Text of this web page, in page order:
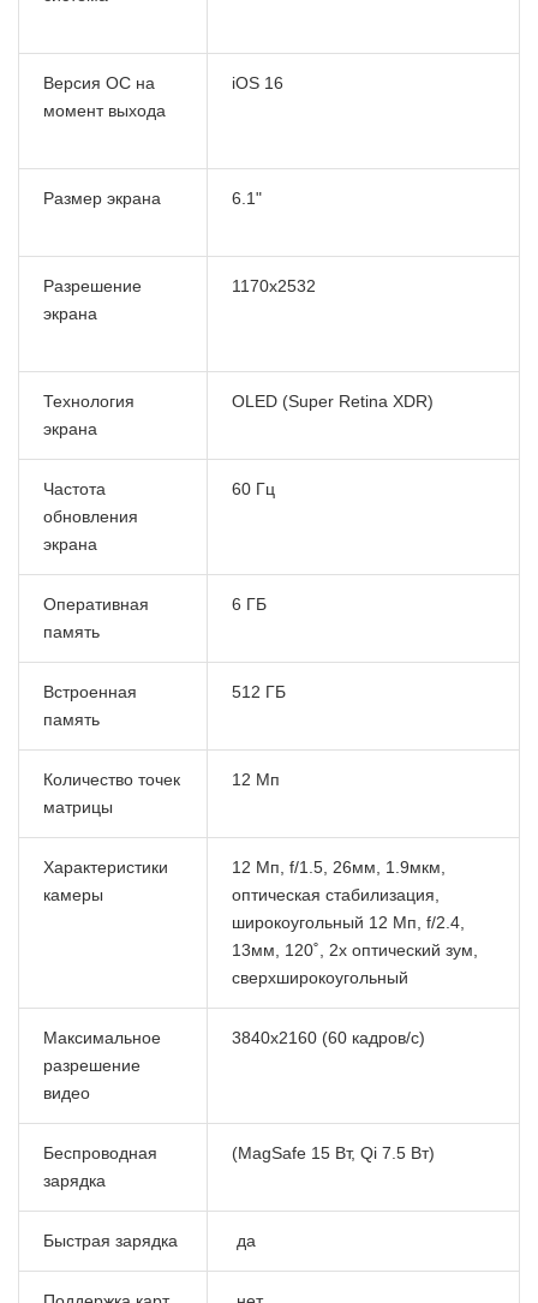
Версия ОС на
момент выхода
iOS 16
Размер экрана 6.1"
Разрешение
экрана
1170x2532
Технология
экрана
OLED (Super Retina XDR)
Частота
обновления
экрана
60 Гц
Оперативная
память
6 ГБ
Встроенная
память
512 ГБ
Количество точек
матрицы
12 Мп
Характеристики
камеры
12 Мп, f/1.5, 26мм, 1.9мкм,
оптическая стабилизация,
широкоугольный 12 Мп, f/2.4,
13мм, 120˚, 2x оптический зум,
сверхширокоугольный
Максимальное
разрешение
видео
3840x2160 (60 кадров/с)
Беспроводная
зарядка
(MagSafe 15 Вт, Qi 7.5 Вт)
Быстрая зарядка да